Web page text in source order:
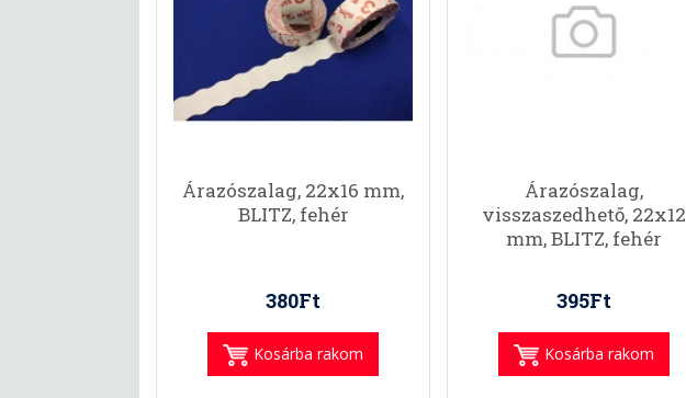
Árazószalag, 22x16 mm,
BLITZ, fehér
380Ft
Kosárba rakom
Árazószalag,
visszaszedhető, 22x12
mm, BLITZ, fehér
395Ft
Kosárba rakom